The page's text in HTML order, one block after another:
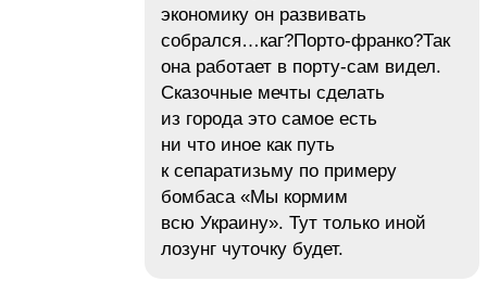
экономику он развивать
собрался…каг?Порто-франко?Так
она работает в порту-сам видел.
Сказочные мечты сделать
из города это самое есть
ни что иное как путь
к сепаратизьму по примеру
бомбаса «Мы кормим
всю Украину». Тут только иной
лозунг чуточку будет.